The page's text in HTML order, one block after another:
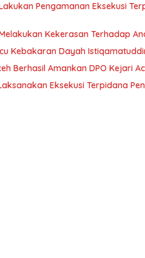
Pengamanan Eksekusi
Kekerasan Terhadap
Kebakaran Dayah
Berhasil Amankan DPO Kejari
Eksekusi Terpidana